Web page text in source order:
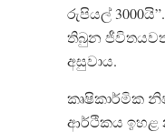
රුපියල්
තිබුන
අසුවාය.
කෘෂිකාර්මික
ආර්ථිකය ඉහළ